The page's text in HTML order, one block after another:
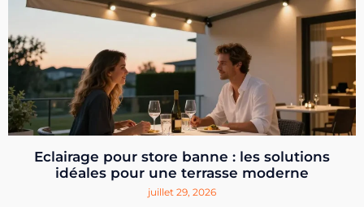
Eclairage pour store banne : les solutions
idéales pour une terrasse moderne
juillet 29, 2026